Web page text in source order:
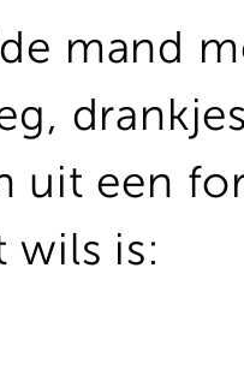
mand
uit een
wils is: